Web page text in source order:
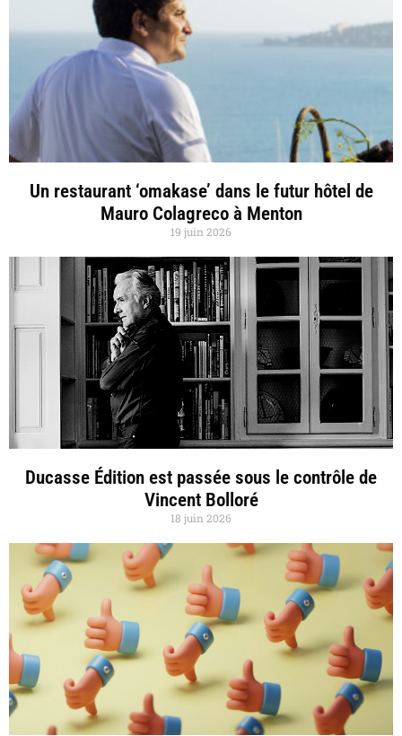
Un restaurant ‘omakase’ dans le futur hôtel de
Mauro Colagreco à Menton
19 juin 2026
Ducasse Édition est passée sous le contrôle de
Vincent Bolloré
18 juin 2026